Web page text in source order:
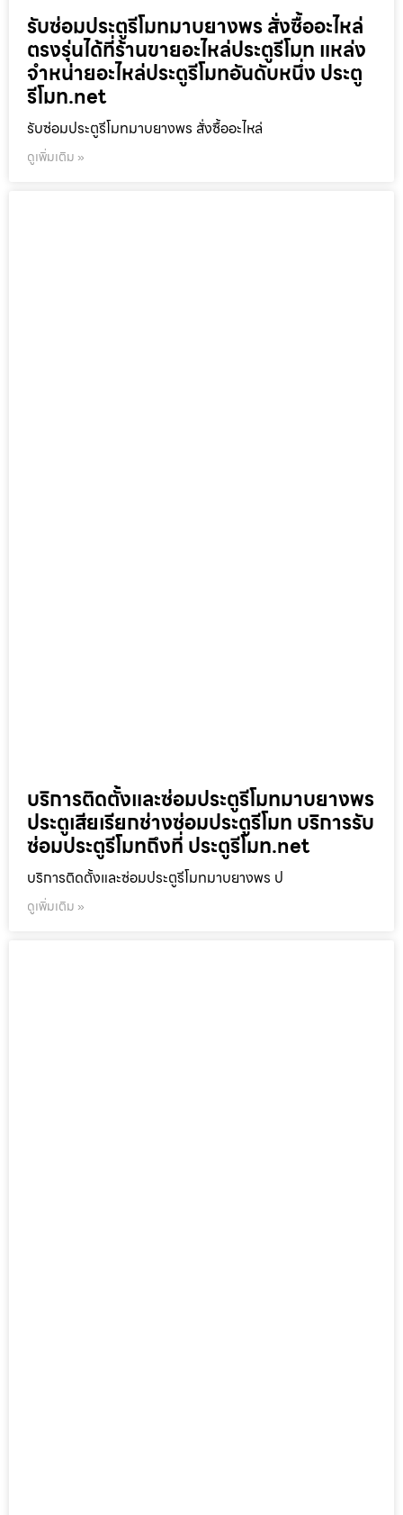
รับซ่อมประตูรีโมทมาบยางพร สั่งซื้ออะไหล่
ตรงรุ่นได้ที่ร้านขายอะไหล่ประตูรีโมท แหล่ง
จำหน่ายอะไหล่ประตูรีโมทอันดับหนึ่ง ประตู
รีโมท.net
รับซ่อมประตูรีโมทมาบยางพร สั่งซื้ออะไหล่
ดูเพิ่มเติม »
บริการติดตั้งและซ่อมประตูรีโมทมาบยางพร
ประตูเสียเรียกช่างซ่อมประตูรีโมท บริการรับ
ซ่อมประตูรีโมทถึงที่ ประตูรีโมท.net
บริการติดตั้งและซ่อมประตูรีโมทมาบยางพร ป
ดูเพิ่มเติม »